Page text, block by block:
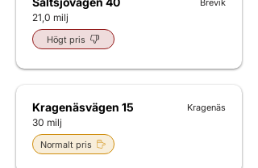
21,0 milj
Högt pris
Brevik
Kragenäsvägen 15
30 milj
Normalt pris
Kragenäs